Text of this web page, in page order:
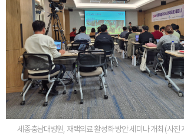
세종충남대병원, 재택의료 활성화 방안 세미나 개최 (사진